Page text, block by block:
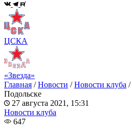
ЦСКА
«Звезда»
Главная /Новости /Новости клуба /
Подольске
27 августа 2021, 15:31
Новости клуба
647